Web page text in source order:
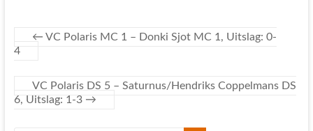
← VC Polaris MC 1 – Donki Sjot MC 1, Uitslag: 0-
4
VC Polaris DS 5 – Saturnus/Hendriks Coppelmans DS
6, Uitslag: 1-3 →